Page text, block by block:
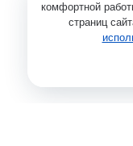
комфортной
страниц